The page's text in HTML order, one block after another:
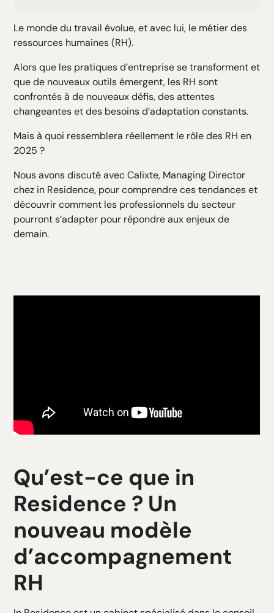
H3 Texte
H4 Texte
H5 Texte
Le monde du travail évolue, et avec lui, le métier des
ressources humaines (RH).
Alors que les pratiques d’entreprise se transforment et
que de nouveaux outils émergent, les RH sont
confrontés à de nouveaux défis, des attentes
changeantes et des besoins d’adaptation constants.
Mais à quoi ressemblera réellement le rôle des RH en
2025 ?
Nous avons discuté avec Calixte, Managing Director
chez in Residence, pour comprendre ces tendances et
découvrir comment les professionnels du secteur
pourront s’adapter pour répondre aux enjeux de
demain.
Qu’est-ce que in
Residence ? Un
nouveau modèle
d’accompagnement
RH